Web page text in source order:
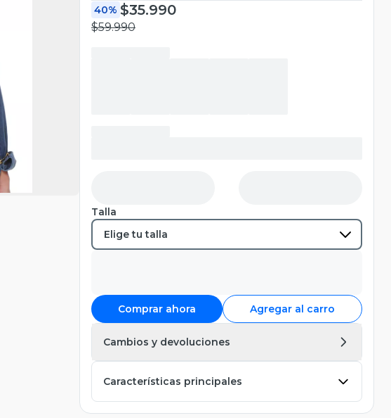
40% $35.990
$59.990
Talla
Comprar ahora Agregar al carro
Cambios y devoluciones
Características principales